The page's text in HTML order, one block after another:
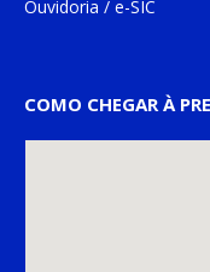
Ouvidoria / e-SIC
COMO CHEGAR À